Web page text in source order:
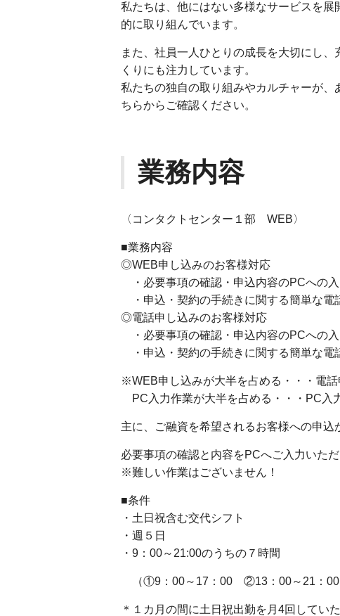
私たちは、他にはない多様なサービスを
的に取り組んでいます。
また、社員一人ひとりの成長を大切にし
くりにも注力しています。
私たちの独自の取り組みやカルチャーが
ちらからご確認ください。
業務内容
〈コンタクトセンター１部 WEB〉
■業務内容
◎WEB申し込みのお客様対応
・必要事項の確認・申込内容のPCへの
・申込・契約の手続きに関する簡単な電
◎電話申し込みのお客様対応
・必要事項の確認・申込内容のPCへの
・申込・契約の手続きに関する簡単な電
※WEB申し込みが大半を占める・・・電
PC入力作業が大半を占める・・・PC入
主に、ご融資を希望されるお客様への申込
必要事項の確認と内容をPCへご入力いただ
※難しい作業はございません！
■条件
・土日祝含む交代シフト
・週５日
・9：00～21:00のうちの７時間
（①9：00～17：00 ②13：00～21：00
＊１カ月の間に土日祝出勤を月4回してい